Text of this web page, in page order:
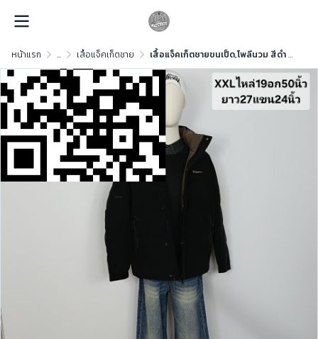
หน้าแรก ... เสื้อแจ็คเก็ตชาย เสื้อแจ็คเก็ตชายขนเป็ด,โพลีนวม สีดำ ขนเป็ด,โพลีนวม สีดำ